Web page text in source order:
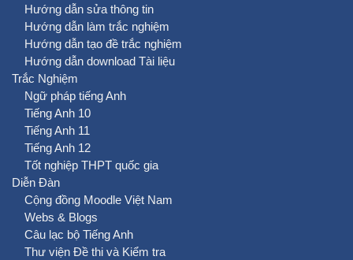
Hướng dẫn sửa thông tin
Hướng dẫn làm trắc nghiệm
Hướng dẫn tạo đề trắc nghiệm
Hướng dẫn download Tài liệu
Trắc Nghiệm
Ngữ pháp tiếng Anh
Tiếng Anh 10
Tiếng Anh 11
Tiếng Anh 12
Tốt nghiệp THPT quốc gia
Diễn Đàn
Cộng đồng Moodle Việt Nam
Webs & Blogs
Câu lạc bộ Tiếng Anh
Thư viện Đề thi và Kiểm tra